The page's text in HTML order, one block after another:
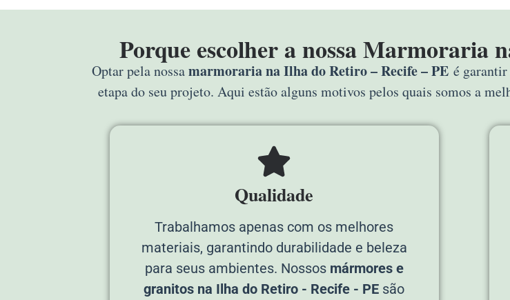
Porque escolher a nossa Marmoraria
Optar pela nossamarmoraria na Ilha do Retiro – Recife – PE é
etapa do seu projeto. Aqui estão alguns motivos pelos quais somos a
Qualidade
Trabalhamos apenas com os melhores
materiais, garantindo durabilidade e beleza
para seus ambientes. Nossos mármores e
granitos na Ilha do Retiro - Recife - PE são